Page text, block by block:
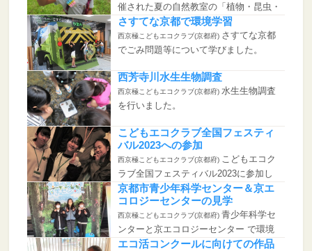
催された夏の自然教室の「植物・昆虫・
野鳥」コース...
さすてな京都で環境学習
西京極こどもエコクラブ(京都府) さすてな京都
でごみ問題等について学びました。
西芳寺川水生生物調査
西京極こどもエコクラブ(京都府) 水生生物調査
を行いました。
こどもエコクラブ全国フェスティ
バル2023への参加
西京極こどもエコクラブ(京都府) こどもエコク
ラブ全国フェスティバル2023に参加し
全国の仲間...
京都市青少年科学センター＆京エ
コロジーセンターの見学
西京極こどもエコクラブ(京都府) 青少年科学セ
ンターと京エコロジーセンター で環境
学習を行い...
エコ活コンクールに向けての作品